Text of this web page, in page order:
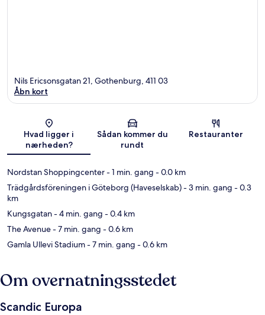
Kort
Nils Ericsonsgatan 21, Gothenburg, 411 03
Åbn kort
Hvad ligger i
nærheden?
Sådan kommer du
rundt
Restauranter
Nordstan Shoppingcenter- 1 min. gang - 0.0 km
Trädgårdsföreningen i Göteborg (Haveselskab)- 3 min. gang - 0.3
km
Kungsgatan- 4 min. gang - 0.4 km
The Avenue- 7 min. gang - 0.6 km
Gamla Ullevi Stadium- 7 min. gang - 0.6 km
Om overnatningsstedet
Scandic Europa